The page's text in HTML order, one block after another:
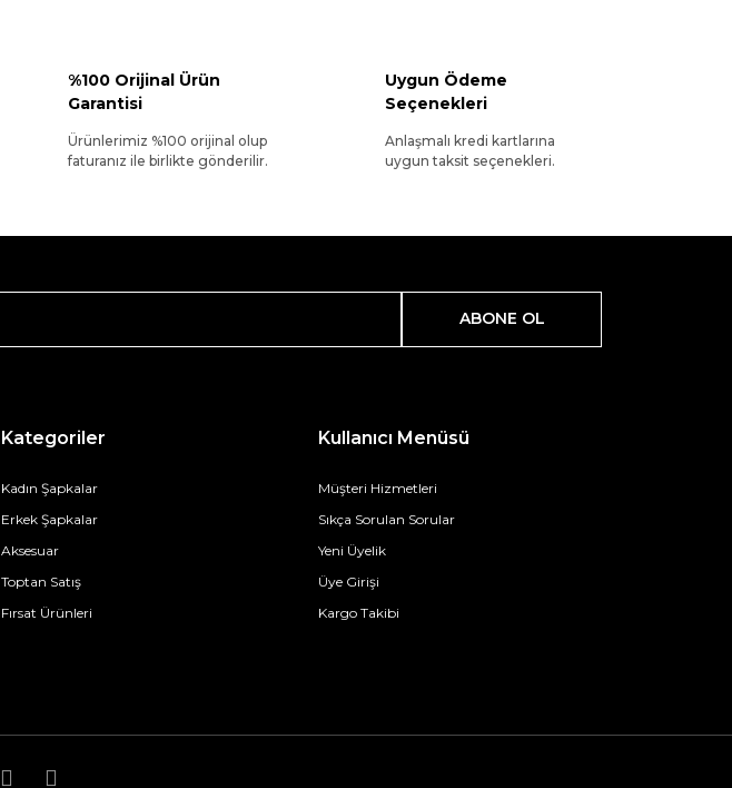
%100 Orijinal Ürün
Garantisi
Ürünlerimiz %100 orijinal olup
faturanız ile birlikte gönderilir.
Uygun Ödeme
Seçenekleri
Anlaşmalı kredi kartlarına
uygun taksit seçenekleri.
ABONE OL
Kategoriler
Kadın Şapkalar
Erkek Şapkalar
Aksesuar
Toptan Satış
Fırsat Ürünleri
Kullanıcı Menüsü
Müşteri Hizmetleri
Sıkça Sorulan Sorular
Yeni Üyelik
Üye Girişi
Kargo Takibi